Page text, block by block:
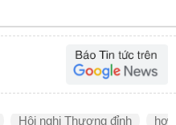
Hội nghị Thượng đỉnh